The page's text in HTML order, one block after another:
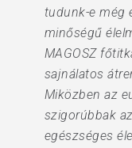
tudunk-e még
minőségű
MAGOSZ
sajnálatos
Miközben az
szigorúbbak
egészséges